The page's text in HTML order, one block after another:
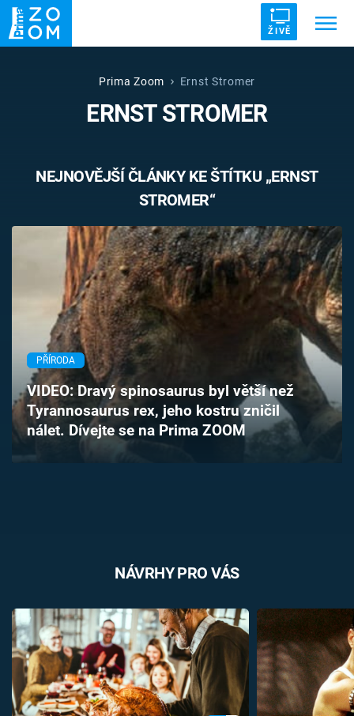
ŽIVĚ
ZRÁDCI UFO DRUHÁ SVĚTOVÁ VÁLKA
VETŘELCI DÁVNOVĚKU
Témata
Pořady
TV Program
Časopis
Sledujte prima+
Přihlášení
Prima Zoom Ernst Stromer
ERNST STROMER
NEJNOVĚJŠÍ ČLÁNKY KE ŠTÍTKU „ERNST
STROMER“
PŘÍRODA
VIDEO: Dravý spinosaurus byl větší než
Tyrannosaurus rex, jeho kostru zničil
nálet. Dívejte se na Prima ZOOM
NÁVRHY PRO VÁS